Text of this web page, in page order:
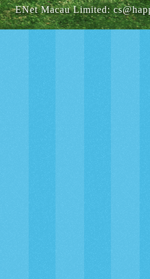
ENet Macau Limited: